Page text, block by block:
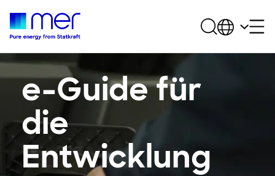
e-Guide für
die
Entwicklung